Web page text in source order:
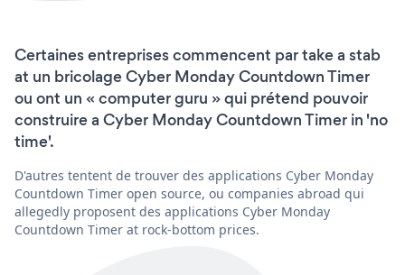
Certaines entreprises commencent par take a stab
at un bricolage Cyber Monday Countdown Timer
ou ont un « computer guru » qui prétend pouvoir
construire a Cyber Monday Countdown Timer in 'no
time'.
D'autres tentent de trouver des applications Cyber Monday
Countdown Timer open source, ou companies abroad qui
allegedly proposent des applications Cyber Monday
Countdown Timer at rock-bottom prices.